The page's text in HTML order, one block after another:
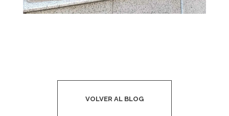
VOLVER AL BLOG